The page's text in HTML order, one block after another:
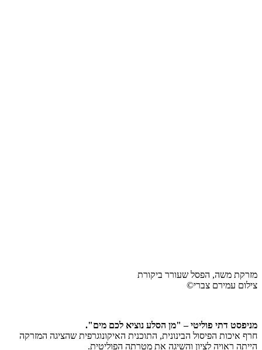
מזרקת משה, הפסל שעורר ביקורת
צילום עמירם צברי©
מניפסט דתי פוליטי – "מן הסלע נוציא לכם מים".
חרף איכות הפיסול הבינונית, התוכנית האיקונוגרפית שהציגה המזרקה
הייתה ראויה לציון והשיגה את מטרתה הפוליטית.